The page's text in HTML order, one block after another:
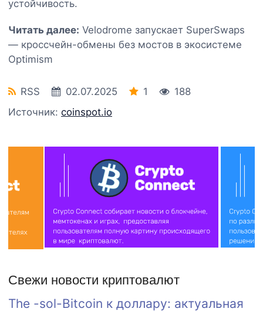
устойчивость.
Читать далее: Velodrome запускает SuperSwaps
— кроссчейн-обмены без мостов в экосистеме
Optimism
RSS 02.07.2025 1
188
Источник: coinspot.io
Свежи новости криптовалют
The -sol-Bitcoin к доллару: актуальная